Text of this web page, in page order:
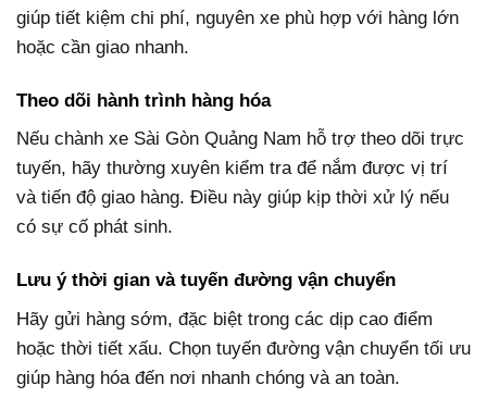
giúp tiết kiệm chi phí, nguyên xe phù hợp với hàng lớn
hoặc cần giao nhanh.
Theo dõi hành trình hàng hóa
Nếu chành xe Sài Gòn Quảng Nam hỗ trợ theo dõi trực
tuyến, hãy thường xuyên kiểm tra để nắm được vị trí
và tiến độ giao hàng. Điều này giúp kịp thời xử lý nếu
có sự cố phát sinh.
Lưu ý thời gian và tuyến đường vận chuyển
Hãy gửi hàng sớm, đặc biệt trong các dịp cao điểm
hoặc thời tiết xấu. Chọn tuyến đường vận chuyển tối ưu
giúp hàng hóa đến nơi nhanh chóng và an toàn.